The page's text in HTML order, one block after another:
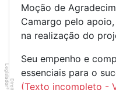
Moção de
Camargo pelo
na realização do
Seu empenho e
essenciais para o
Legislador
®